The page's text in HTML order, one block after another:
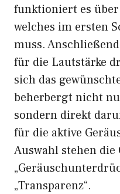
funktioniert es
welches im ersten
muss.
für die Lautstärke
sich das
beherbergt nicht
sondern direkt
für die aktive
Auswahl stehen die
„Transparenz“.